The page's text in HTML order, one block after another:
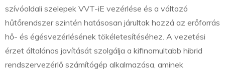
szívóoldali szelepek VVT-iE vezérlése és a változó
hűtőrendszer szintén hatásosan járultak hozzá az erőforrás
hő- és égésvezérlésének tökéletesítéséhez. A vezetési
érzet általános javítását szolgálja a kifinomultabb hibrid
rendszervezérlő számítógép alkalmazása, aminek